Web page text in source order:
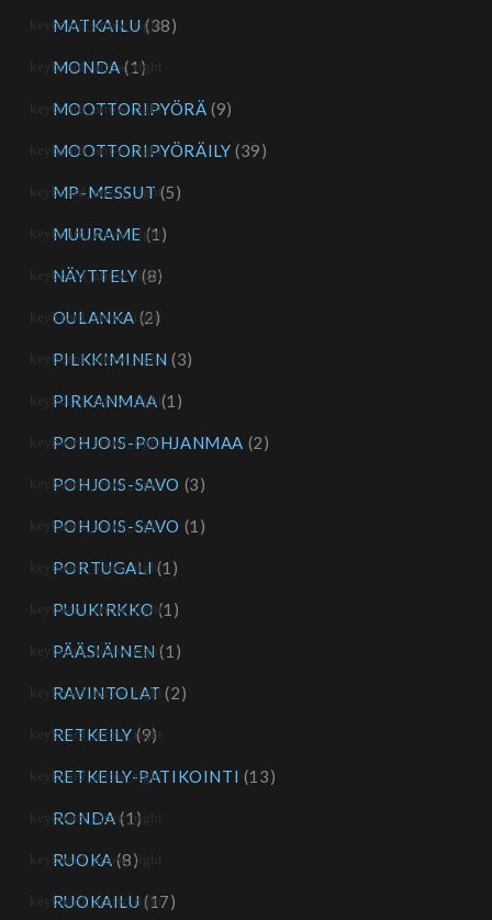
MATKAILU (38)
MONDA (1)
MOOTTORIPYÖRÄ (9)
MOOTTORIPYÖRÄILY (39)
MP-MESSUT (5)
MUURAME (1)
NÄYTTELY (8)
OULANKA (2)
PILKKIMINEN (3)
PIRKANMAA (1)
POHJOIS-POHJANMAA (2)
POHJOIS-SAVO (3)
POHJOIS-SAVO (1)
PORTUGALI (1)
PUUKIRKKO (1)
PÄÄSIÄINEN (1)
RAVINTOLAT (2)
RETKEILY (9)
RETKEILY-PATIKOINTI (13)
RONDA (1)
RUOKA (8)
RUOKAILU (17)